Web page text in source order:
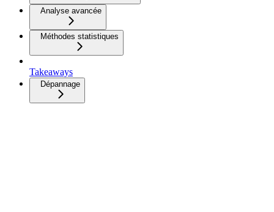
Analyse avancée
Méthodes statistiques
Takeaways
Dépannage